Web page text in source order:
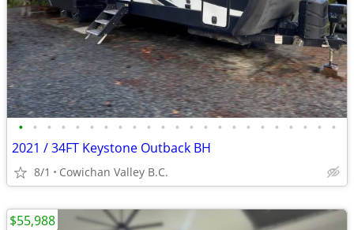
• • • • • • • • • • • • • • • • • • • • • • •
2021 / 34FT Keystone Outback BH
8/1 Cowichan Valley B.C.
$55,988